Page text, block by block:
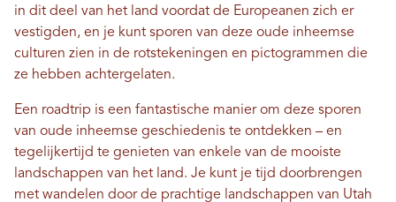
in dit deel van het land voordat de Europeanen zich er
vestigden, en je kunt sporen van deze oude inheemse
culturen zien in de rotstekeningen en pictogrammen die
ze hebben achtergelaten.
Een roadtrip is een fantastische manier om deze sporen
van oude inheemse geschiedenis te ontdekken – en
tegelijkertijd te genieten van enkele van de mooiste
landschappen van het land. Je kunt je tijd doorbrengen
met wandelen door de prachtige landschappen van Utah